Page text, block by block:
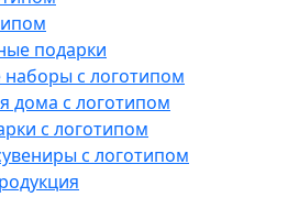
подарки
с логотипом
дома с логотипом
с логотипом
с логотипом